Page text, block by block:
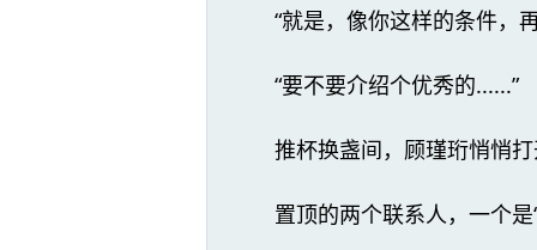
“就是，像你这样的条件，
“要不要介绍个优秀的......”
推杯换盏间，顾瑾珩悄悄
置顶的两个联系人，一个是